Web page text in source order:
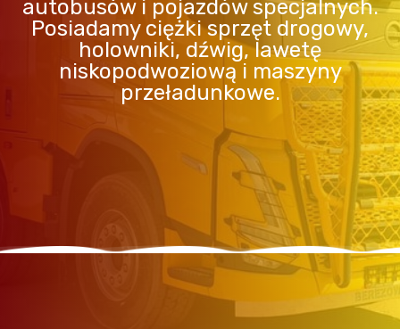
autobusów i pojazdów specjalnych.
Posiadamy ciężki sprzęt drogowy,
holowniki, dźwig, lawetę
niskopodwoziową i maszyny
przeładunkowe.